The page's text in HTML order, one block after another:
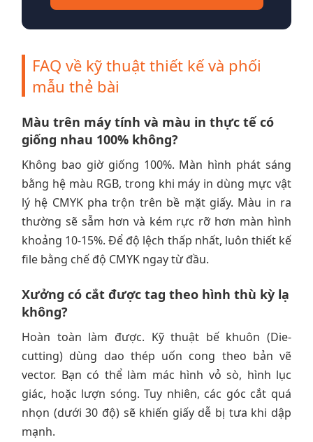
FAQ về kỹ thuật thiết kế và phối
mẫu thẻ bài
Màu trên máy tính và màu in thực tế có
giống nhau 100% không?
Không bao giờ giống 100%. Màn hình phát sáng
bằng hệ màu RGB, trong khi máy in dùng mực vật
lý hệ CMYK pha trộn trên bề mặt giấy. Màu in ra
thường sẽ sẫm hơn và kém rực rỡ hơn màn hình
khoảng 10-15%. Để độ lệch thấp nhất, luôn thiết kế
file bằng chế độ CMYK ngay từ đầu.
Xưởng có cắt được tag theo hình thù kỳ lạ
không?
Hoàn toàn làm được. Kỹ thuật bế khuôn (Die-
cutting) dùng dao thép uốn cong theo bản vẽ
vector. Bạn có thể làm mác hình vỏ sò, hình lục
giác, hoặc lượn sóng. Tuy nhiên, các góc cắt quá
nhọn (dưới 30 độ) sẽ khiến giấy dễ bị tưa khi dập
mạnh.